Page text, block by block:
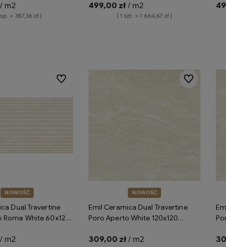
/ m2
= 387,36 zł )
gresowe imitujące trawertyn
499,00 zł/ m2
( 1 szt. = 1 664,67 zł )
NOWOŚĆ
Dual Travertine
Roma White 60x120
/ m2
Do ulubionych
NOWOŚĆ
Emil Ceramica Dual Travertine
Poro Aperto White 120x120
imitujące trawertyn
309,00 zł/ m2
Do ulubionych